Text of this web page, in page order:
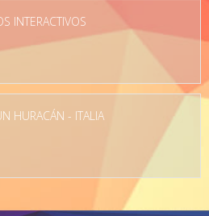
INTERACTIVOS
HURACÁN - ITALIA